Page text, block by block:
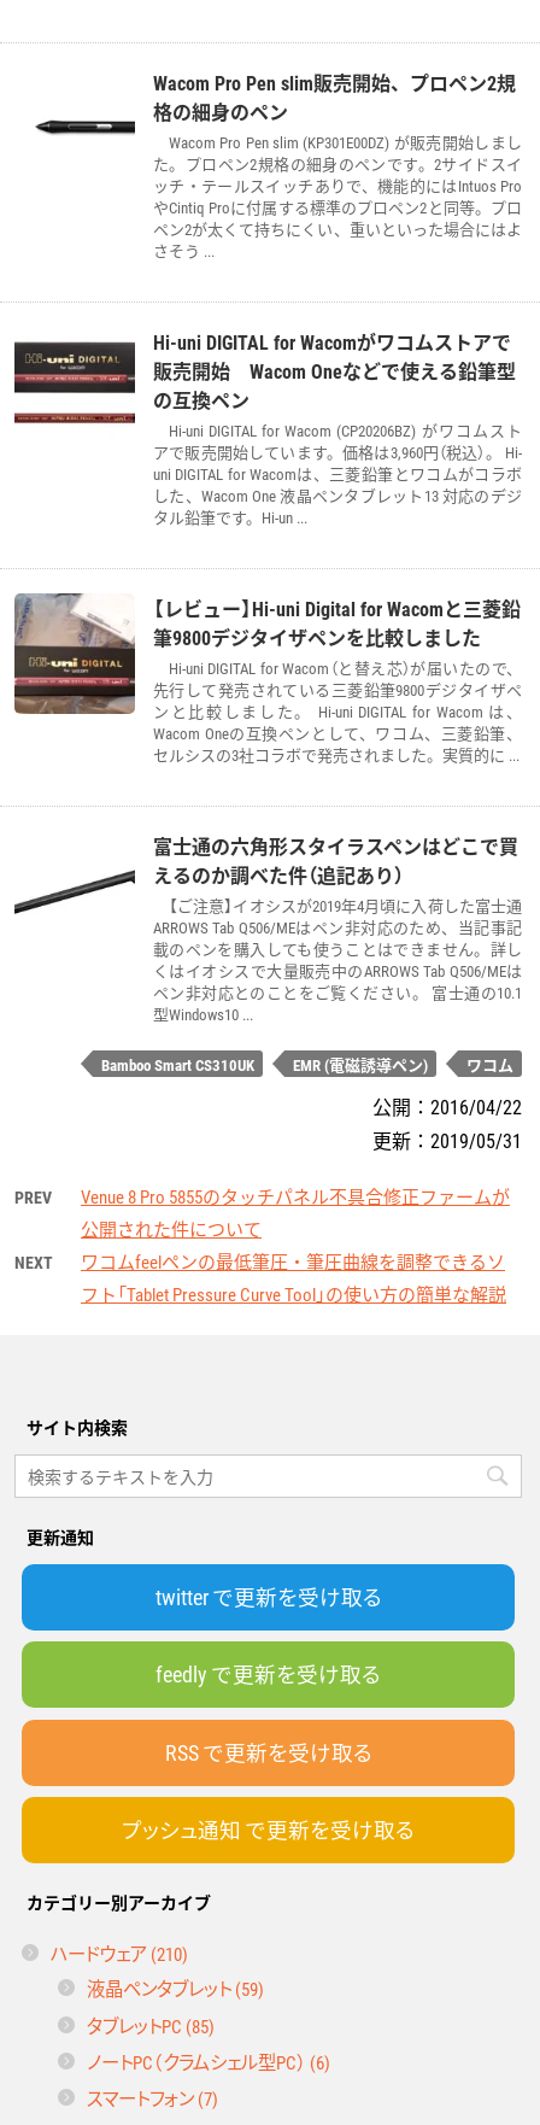
Wacom Pro Pen slim販売開始、プロペン2規
格の細身のペン
Wacom Pro Pen slim (KP301E00DZ) が販売開始しまし
た。プロペン2規格の細身のペンです。2サイドスイ
ッチ・テールスイッチありで、機能的にはIntuos Pro
やCintiq Proに付属する標準のプロペン2と同等。プロ
ペン2が太くて持ちにくい、重いといった場合にはよ
さそう ...
Hi-uni DIGITAL for Wacomがワコムストアで
販売開始 Wacom Oneなどで使える鉛筆型
の互換ペン
Hi-uni DIGITAL for Wacom (CP20206BZ) がワコムスト
アで販売開始しています。価格は3,960円（税込）。 Hi-
uni DIGITAL for Wacomは、三菱鉛筆とワコムがコラボ
した、Wacom One 液晶ペンタブレット13 対応のデジ
タル鉛筆です。Hi-un ...
【レビュー】Hi-uni Digital for Wacomと三菱鉛
筆9800デジタイザペンを比較しました
Hi-uni DIGITAL for Wacom（と替え芯）が届いたので、
先行して発売されている三菱鉛筆9800デジタイザペ
ンと比較しました。 Hi-uni DIGITAL for Wacom は、
Wacom Oneの互換ペンとして、ワコム、三菱鉛筆、
セルシスの3社コラボで発売されました。実質的に ...
富士通の六角形スタイラスペンはどこで買
えるのか調べた件（追記あり）
【ご注意】イオシスが2019年4月頃に入荷した富士通
ARROWS Tab Q506/MEはペン非対応のため、当記事記
載のペンを購入しても使うことはできません。詳し
くはイオシスで大量販売中のARROWS Tab Q506/MEは
ペン非対応とのことをご覧ください。 富士通の10.1
型Windows10 ...
Bamboo Smart CS310UK EMR (電磁誘導ペン) ワコム
公開： 2016/04/22
更新： 2019/05/31
PREV
Venue 8 Pro 5855のタッチパネル不具合修正ファームが
公開された件について
NEXT
ワコムfeelペンの最低筆圧・筆圧曲線を調整できるソ
フト「Tablet Pressure Curve Tool」の使い方の簡単な解説
サイト内検索
更新通知
twitter で更新を受け取る
feedly で更新を受け取る
RSS で更新を受け取る
プッシュ通知 で更新を受け取る
カテゴリー別アーカイブ
ハードウェア (210)
液晶ペンタブレット (59)
タブレットPC (85)
ノートPC（クラムシェル型PC） (6)
スマートフォン (7)